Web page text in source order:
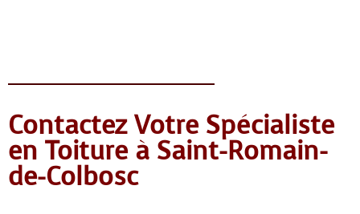
Contactez Votre Spécialiste
en Toiture à Saint-Romain-
de-Colbosc